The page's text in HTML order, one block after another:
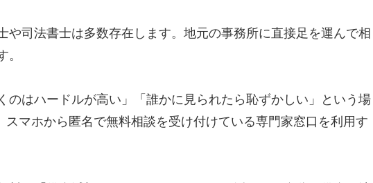
や司法書士は多数存在します。地元の事務所に直接足を運んで相
。
のはハードルが高い」「誰かに見られたら恥ずかしい」という場
マホから匿名で無料相談を受け付けている専門家窓口を利用す